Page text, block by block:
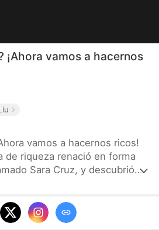
¡Ahora vamos a hacernos
vamos a hacernos ricos!
de riqueza renació en forma
Sara Cruz, y descubrió
Cruz, la había obligado a
en el vientre, se comunicó